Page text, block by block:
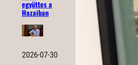
együttes a
Hazaiban
2026-07-30